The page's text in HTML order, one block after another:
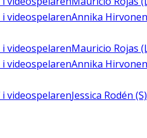
i videospelarenAnnika Hirvonen
i videospelarenMauricio Rojas
i videospelarenAnnika Hirvonen
i videospelarenJessica Rodén (S)